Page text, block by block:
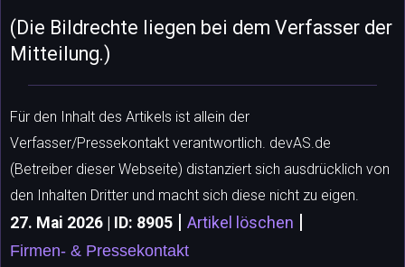
(Die Bildrechte liegen bei dem Verfasser der
Mitteilung.)
Für den Inhalt des Artikels ist allein der
Verfasser/Pressekontakt verantwortlich. devAS.de
(Betreiber dieser Webseite) distanziert sich ausdrücklich von
den Inhalten Dritter und macht sich diese nicht zu eigen.
27. Mai 2026 | ID: 8905 | Artikel löschen |
Firmen- & Pressekontakt